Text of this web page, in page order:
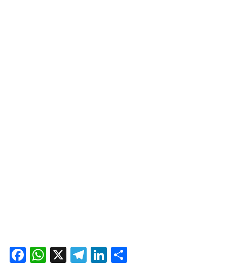
Facebook
WhatsApp
X Telegram
LinkedIn